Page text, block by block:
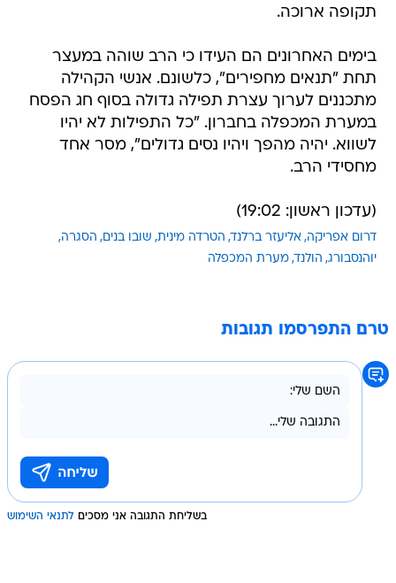
תקופה ארוכה.
בימים האחרונים הם העידו כי הרב שוהה במעצר
תחת "תנאים מחפירים", כלשונם. אנשי הקהילה
מתכננים לערוך עצרת תפילה גדולה בסוף חג הפסח
במערת המכפלה בחברון. "כל התפילות לא יהיו
לשווא. יהיה מהפך ויהיו נסים גדולים", מסר אחד
מחסידי הרב.
(עדכון ראשון: 19:02)
דרום אפריקה אליעזר ברלנד הטרדה מינית שובו בנים הסגרה
יוהנסבורג הולנד מערת המכפלה
טרם התפרסמו תגובות
בשליחת התגובה אני מסכים לתנאי השימוש